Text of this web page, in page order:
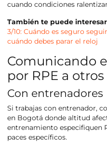
cuando condiciones
También te puede
3/10: Cuándo es seguro
cuándo debes parar el reloj
Comunicando
por RPE a otros
Con entrenadores
Si trabajas con entrenador,
en Bogotá donde altitud
entrenamiento especifiquen
paces específicos.